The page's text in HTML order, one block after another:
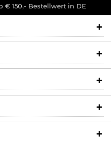
€ 150,- Bestellwert in DE